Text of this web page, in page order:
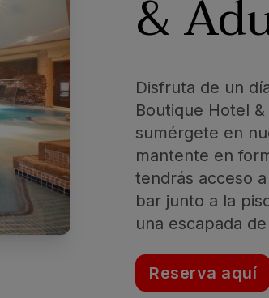
&
Disfruta de un
Boutique Hotel
sumérgete en
mantente en
tendrás acceso
bar junto a la
una escapada
Reserva aquí